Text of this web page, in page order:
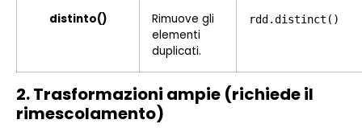
distinto()
Rimuove gli
elementi
duplicati.
rdd.distinct()
2. Trasformazioni ampie (richiede il
rimescolamento)